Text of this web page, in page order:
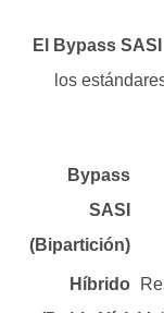
El Bypass
los
Bypass
SASI
(Bipartición)
Híbrido